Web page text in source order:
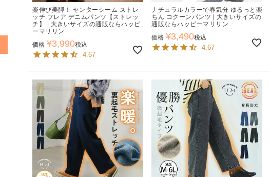
楽伸び美脚！ センターシーム ストレ
ッチ フレア デニムパンツ【ストレッ
チ】 | 大きいサイズの通販ならハッピ
ーマリリン
価格 ¥3,990税込
4.67
ナチュラルカラーで春気分 ゆるっと楽
ちん コクーンパンツ | 大きいサイズの
通販ならハッピーマリリン
価格 ¥3,490税込
4.67